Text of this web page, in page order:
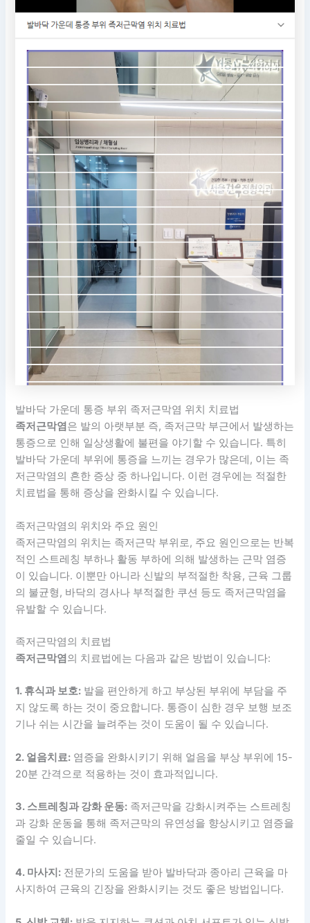
발바닥 가운데 통증 부위 족저근막염 위치 치료법
족저근막염 은 발의 아랫부분 즉, 족저근막 부근에서 발생하는
통증으로 인해 일상생활에 불편을 야기할 수 있습니다. 특히
발바닥 가운데 부위에 통증을 느끼는 경우가 많은데, 이는 족
저근막염의 흔한 증상 중 하나입니다. 이런 경우에는 적절한
치료법을 통해 증상을 완화시킬 수 있습니다.
족저근막염의 위치와 주요 원인
족저근막염의 위치는 족저근막 부위로, 주요 원인으로는 반복
적인 스트레칭 부하나 활동 부하에 의해 발생하는 근막 염증
이 있습니다. 이뿐만 아니라 신발의 부적절한 착용, 근육 그룹
의 불균형, 바닥의 경사나 부적절한 쿠션 등도 족저근막염을
유발할 수 있습니다.
족저근막염의 치료법
족저근막염 의 치료법에는 다음과 같은 방법이 있습니다:
1. 휴식과 보호: 발을 편안하게 하고 부상된 부위에 부담을 주
지 않도록 하는 것이 중요합니다. 통증이 심한 경우 보행 보조
기나 쉬는 시간을 늘려주는 것이 도움이 될 수 있습니다.
2. 얼음치료: 염증을 완화시키기 위해 얼음을 부상 부위에 15-
20분 간격으로 적용하는 것이 효과적입니다.
3. 스트레칭과 강화 운동: 족저근막을 강화시켜주는 스트레칭
과 강화 운동을 통해 족저근막의 유연성을 향상시키고 염증을
줄일 수 있습니다.
4. 마사지: 전문가의 도움을 받아 발바닥과 종아리 근육을 마
사지하여 근육의 긴장을 완화시키는 것도 좋은 방법입니다.